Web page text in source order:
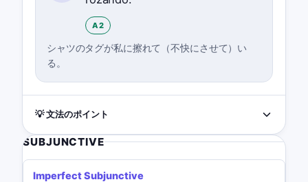
A2
シャツのタグが私に擦れて（不快にさせて）い
る。
💡 文法のポイント
SUBJUNCTIVE
Imperfect Subjunctive